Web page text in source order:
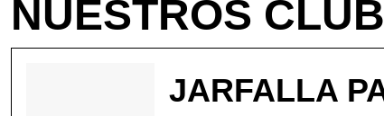
NUESTROS
JARFALLA